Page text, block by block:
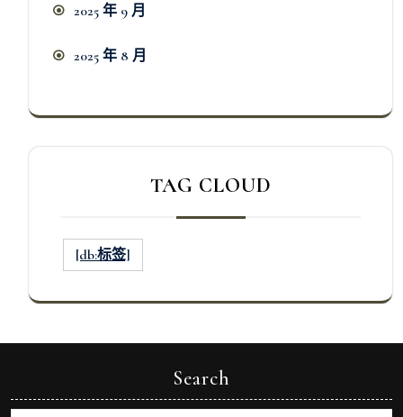
2025 年 9 月
2025 年 8 月
TAG CLOUD
[db:标签]
Search